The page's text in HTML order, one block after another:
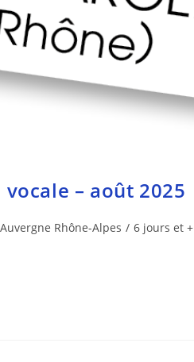
– août 2025
Auvergne Rhône-Alpes / 6 jours et +